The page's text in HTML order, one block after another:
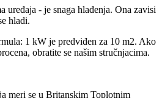
uređaja - je snaga hlađenja. Ona zavisi
hladi.
1 kW je predviđen za 10 m2. Ako
obratite se našim stručnjacima.
meri se u Britanskim Toplotnim